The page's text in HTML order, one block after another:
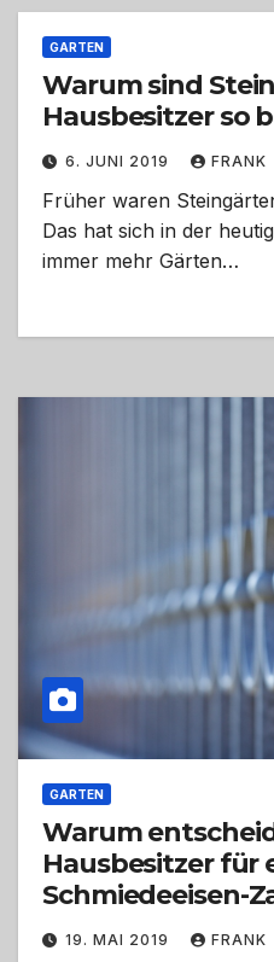
GARTEN
Warum sind
Hausbesitzer so
6. JUNI 2019 FRANK
Früher waren
Das hat sich in der
immer mehr Gärten…
GARTEN
Warum
Hausbesitzer für
Schmiedeeisen-
19. MAI 2019 FRANK